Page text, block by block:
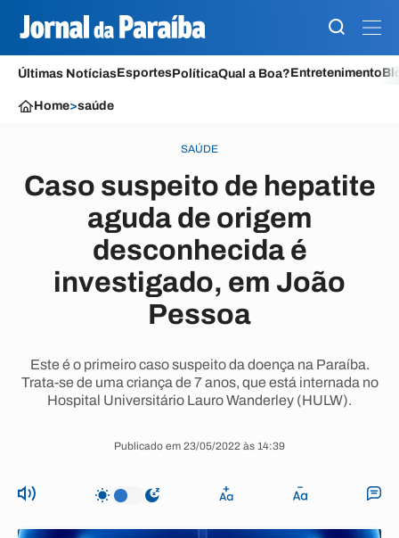
Últimas NotíciasEsportesPolíticaQual a Boa?Entretenimento
Home>saúde
SAÚDE
Caso suspeito de hepatite
aguda de origem
desconhecida é
investigado, em João
Pessoa
Este é o primeiro caso suspeito da doença na Paraíba.
Trata-se de uma criança de 7 anos, que está internada no
Hospital Universitário Lauro Wanderley (HULW).
Publicado em 23/05/2022 às 14:39